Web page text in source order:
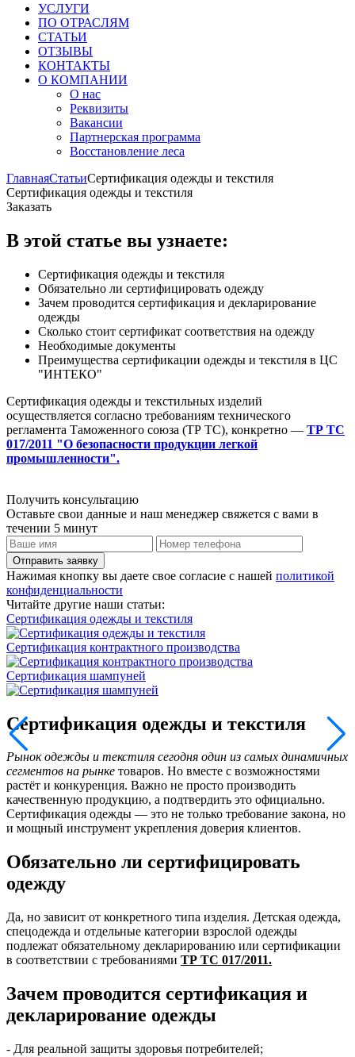
УСЛУГИ
ПО ОТРАСЛЯМ
СТАТЬИ
ОТЗЫВЫ
КОНТАКТЫ
О КОМПАНИИ
О нас
Реквизиты
Вакансии
Партнерская программа
Восстановление леса
ГлавнаяСтатьиСертификация одежды и текстиля
Сертификация одежды и текстиля
Заказать
В этой статье вы узнаете:
Сертификация одежды и текстиля
Обязательно ли сертифицировать одежду
Зачем проводится сертификация и декларирование
одежды
Сколько стоит сертификат соответствия на одежду
Необходимые документы
Преимущества сертификации одежды и текстиля в ЦС
"ИНТЕКО"
Сертификация одежды и текстильных изделий
осуществляется согласно требованиям технического
регламента Таможенного союза (ТР ТС), конкретно — ТР ТС
017/2011 "О безопасности продукции легкой
промышленности".
Получить консультацию
Оставьте свои данные и наш менеджер свяжется с вами в
течении 5 минут
Отправить заявку
Нажимая кнопку вы даете свое согласие с нашей политикой
конфиденциальности
Читайте другие наши статьи:
Сертификация одежды и текстиля
Сертификация контрактного производства
Сертификация шампуней
Сертификация одежды и текстиля
Рынок одежды и текстиля сегодня один из самых динамичных
сегментов на рынке товаров. Но вместе с возможностями
растёт и конкуренция. Важно не просто производить
качественную продукцию, а подтвердить это официально.
Сертификация одежды — это не только требование закона, но
и мощный инструмент укрепления доверия клиентов.
Обязательно ли сертифицировать
одежду
Да, но зависит от конкретного типа изделия. Детская одежда,
спецодежда и отдельные категории взрослой одежды
подлежат обязательному декларированию или сертификации
в соответствии с требованиями ТР ТС 017/2011.
Зачем проводится сертификация и
декларирование одежды
- Для реальной защиты здоровья потребителей;